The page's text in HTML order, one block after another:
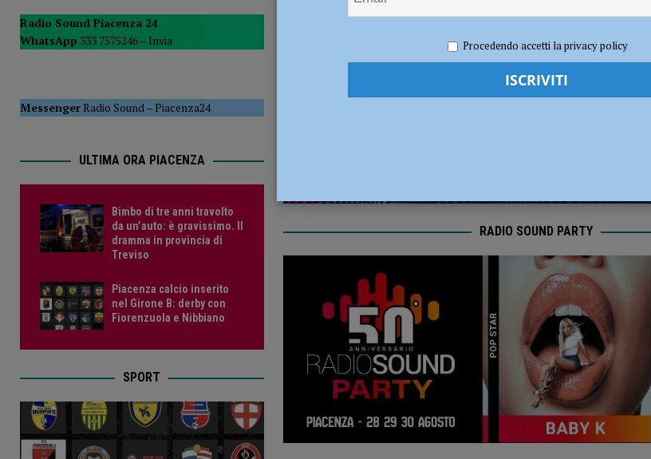
[ 6 Agosto 2026 ] Droga sulle strade, controlli a tappeto dei carabinieri: sette segnalati e stupefacenti sequestrati CRONACA
PIACENZA Redazione MC Motori,Sport
RADIO SOUND PARTY
Radio Sound Piacenza 24
WhatsApp 333 7575246 – Invia
MessengerRadio Sound–Piacenza24
ULTIMA ORA PIACENZA
Bimbo di tre anni travolto
da un’auto: è gravissimo. Il
dramma in provincia di
Treviso
Piacenza calcio inserito
nel Girone B: derby con
Fiorenzuola e Nibbiano
SPORT
Procedendo accetti la privacy policy